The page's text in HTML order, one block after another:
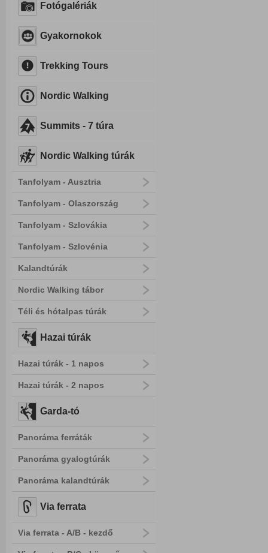
Fotógalériák
Gyakornokok
Trekking Tours
Nordic Walking
Summits - 7 túra
Nordic Walking túrák
Tanfolyam - Ausztria
Tanfolyam - Olaszország
Tanfolyam - Szlovákia
Tanfolyam - Szlovénia
Kalandtúrák
Nordic Walking tábor
Téli és hótalpas túrák
Hazai túrák
Hazai túrák - 1 napos
Hazai túrák - 2 napos
Garda-tó
Panoráma ferráták
Panoráma gyalogtúrák
Panoráma kalandtúrák
Via ferrata
Via ferrata - A/B - kezdő